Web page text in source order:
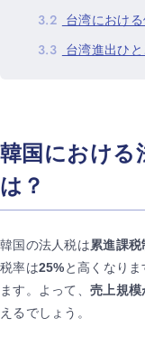
3.2 台湾におけ
3.3 台湾進出ひ
韓国における
は？
韓国の法人税は累進課税
税率は25%と高くなり
ます。よって、 売上規模
えるでしょう。